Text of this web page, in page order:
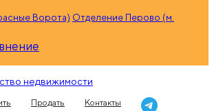
Ворота) Отделение Перово (м.
недвижимости
Продать Контакты